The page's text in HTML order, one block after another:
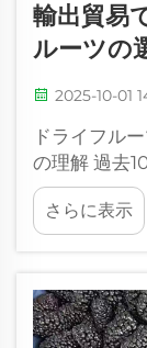
輸出貿易
ルーツの
2025-10-01
ドライフル
の理解 過去
国際貿易は
費者がこれ
す取り入れ
さらに表示